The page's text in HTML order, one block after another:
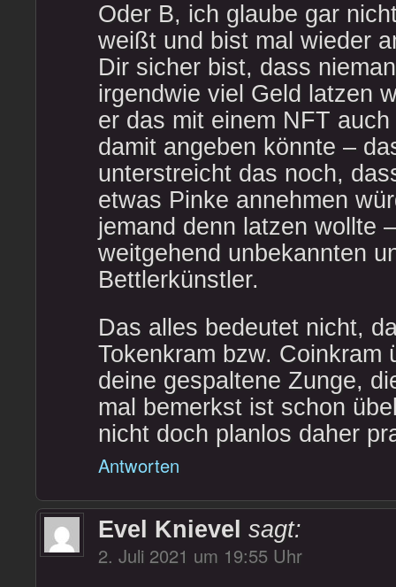
Oder B, ich glaube gar
weißt und bist mal wieder
Dir sicher bist, dass
irgendwie viel Geld latzen
er das mit einem NFT
damit angeben könnte –
unterstreicht das noch,
etwas Pinke annehmen
jemand denn latzen wollte
weitgehend unbekannten
Bettlerkünstler.
Das alles bedeutet nicht,
Tokenkram bzw. Coinkram
deine gespaltene Zunge,
mal bemerkst ist schon
nicht doch planlos daher
Antworten
Evel Knievel sagt:
2. Juli 2021 um 19:55 Uhr